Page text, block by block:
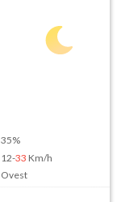
35%
12-33 Km/h
Ovest